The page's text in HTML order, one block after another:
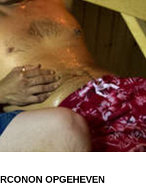
OPGEHEVEN